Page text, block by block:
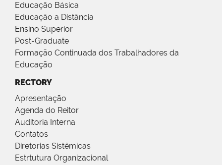
Educação Básica
Educação a Distância
Ensino Superior
Post-Graduate
Formação Continuada dos Trabalhadores da
Educação
RECTORY
Apresentação
Agenda do Reitor
Auditoria Interna
Contatos
Diretorias Sistêmicas
Estrtutura Organizacional